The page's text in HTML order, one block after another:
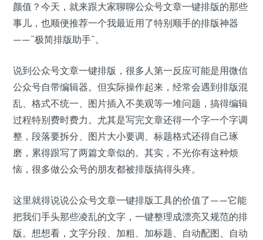
颜值？今天，就来跟大家聊聊公众号文章一键排版的那些
事儿，也顺便推荐一个我最近用了特别顺手的排版神器
——“极简排版助手”。
说到公众号文章一键排版，很多人第一反应可能是用微信
公众号自带编辑器。但实际操作起来，经常会遇到排版混
乱、格式不统一、图片插入不美观等一堆问题，搞得编辑
过程特别费时费力。尤其是写完文章还得一个字一个字调
整，段落要拆分、图片大小要调、标题格式还得自己琢
磨，累得跟写了两篇文章似的。其实，不光你有这种烦
恼，很多做公众号的朋友都被排版搞得头疼。
这里就得说说公众号文章一键排版工具的价值了——它能
把我们手头那些凌乱的文字，一键整理成漂亮又规范的排
版。想想看，文字分段、加粗、加标题、自动配图、自动